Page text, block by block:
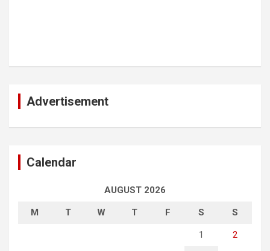
Advertisement
Calendar
AUGUST 2026
M T W T F S S
1 2